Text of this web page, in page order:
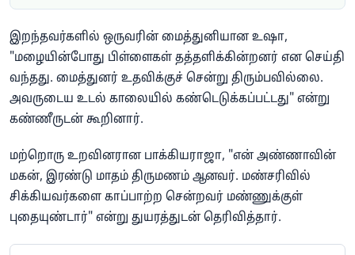
இறந்தவர்களில் ஒருவரின் மைத்துனியான உஷா,
"மழையின்போது பிள்ளைகள் தத்தளிக்கின்றனர் என செய்தி
வந்தது. மைத்துனர் உதவிக்குச் சென்று திரும்பவில்லை.
அவருடைய உடல் காலையில் கண்டெடுக்கப்பட்டது" என்று
கண்ணீருடன் கூறினார்.
மற்றொரு உறவினரான பாக்கியராஜா, "என் அண்ணாவின்
மகன், இரண்டு மாதம் திருமணம் ஆனவர். மண்சரிவில்
சிக்கியவர்களை காப்பாற்ற சென்றவர் மண்ணுக்குள்
புதையுண்டார்" என்று துயரத்துடன் தெரிவித்தார்.